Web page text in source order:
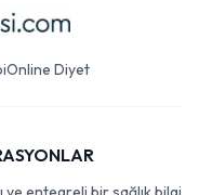
Online Diyet